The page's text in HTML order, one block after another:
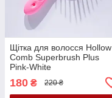
Щітка для волосся Hollow
Comb Superbrush Plus
Pink-White
180 ₴ 220 ₴